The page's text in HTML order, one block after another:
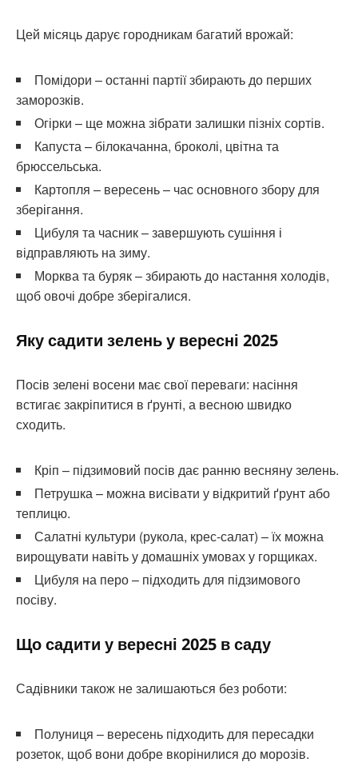
Цей місяць дарує городникам багатий врожай:
Помідори – останні партії збирають до перших
заморозків.
Огірки – ще можна зібрати залишки пізніх сортів.
Капуста – білокачанна, броколі, цвітна та
брюссельська.
Картопля – вересень – час основного збору для
зберігання.
Цибуля та часник – завершують сушіння і
відправляють на зиму.
Морква та буряк – збирають до настання холодів,
щоб овочі добре зберігалися.
Яку садити зелень у вересні 2025
Посів зелені восени має свої переваги: насіння
встигає закріпитися в ґрунті, а весною швидко
сходить.
Кріп – підзимовий посів дає ранню весняну зелень.
Петрушка – можна висівати у відкритий ґрунт або
теплицю.
Салатні культури (рукола, крес-салат) – їх можна
вирощувати навіть у домашніх умовах у горщиках.
Цибуля на перо – підходить для підзимового
посіву.
Що садити у вересні 2025 в саду
Садівники також не залишаються без роботи:
Полуниця – вересень підходить для пересадки
розеток, щоб вони добре вкорінилися до морозів.